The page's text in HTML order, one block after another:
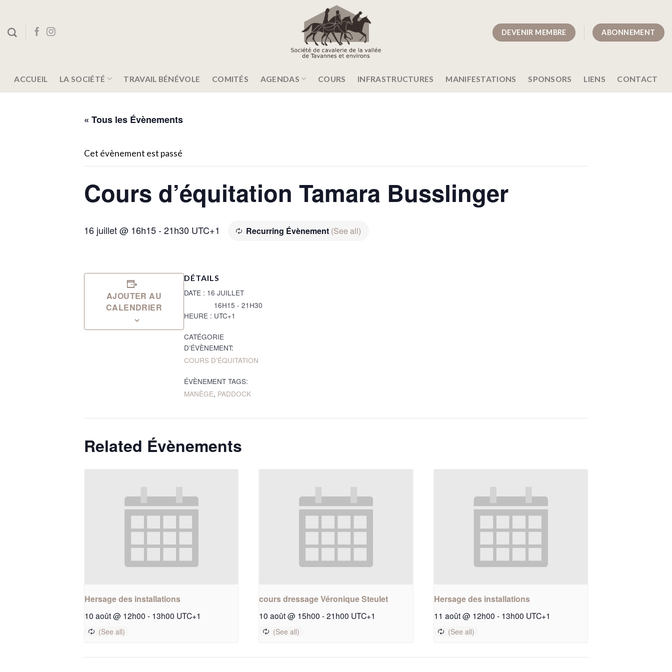
content
DEVENIR MEMBRE ABONNEMENT
ACCUEIL LA SOCIÉTÉ TRAVAIL BÉNÉVOLE COMITÉS AGENDAS COURS INFRASTRUCTURES MANIFESTATIONS SPONSORS LIENS CONTACT
« Tous les Évènements
Cet évènement est passé
Cours d’équitation Tamara Busslinger
16 juillet @ 16h15-21h30 UTC+1 Recurring Évènement (See all)
AJOUTER AU
CALENDRIER
DÉTAILS
DATE : 16 JUILLET
HEURE :
16H15 - 21H30
UTC+1
CATÉGORIE
D’ÉVÈNEMENT:
COURS D'ÉQUITATION
ÉVÈNEMENT TAGS:
MANÈGE, PADDOCK
Related Évènements
Hersage des installations
10 août @ 12h00 - 13h00 UTC+1
cours dressage Véronique Steulet
10 août @ 15h00 - 21h00 UTC+1
Hersage des installations
11 août @ 12h00 - 13h00 UTC+1